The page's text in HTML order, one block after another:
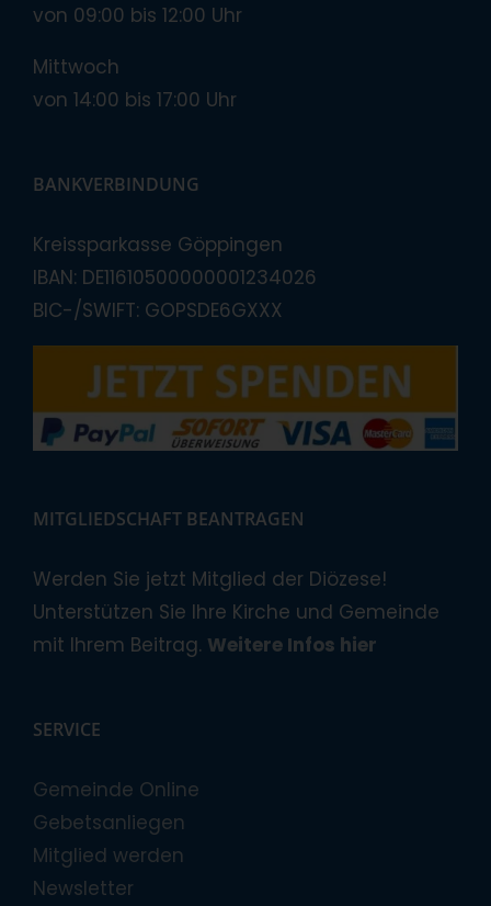
von 09:00 bis 12:00 Uhr
Mittwoch
von 14:00 bis 17:00 Uhr
BANKVERBINDUNG
Kreissparkasse Göppingen
IBAN: DE11610500000001234026
BIC-/SWIFT: GOPSDE6GXXX
MITGLIEDSCHAFT BEANTRAGEN
Werden Sie jetzt Mitglied der Diözese!
Unterstützen Sie Ihre Kirche und Gemeinde
mit Ihrem Beitrag. Weitere Infos hier
SERVICE
Gemeinde Online
Gebetsanliegen
Mitglied werden
Newsletter